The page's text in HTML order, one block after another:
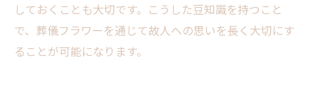
しておくことも大切です。こうした豆知識を持つこと
で、葬儀フラワーを通じて故人への思いを長く大切にす
ることが可能になります。